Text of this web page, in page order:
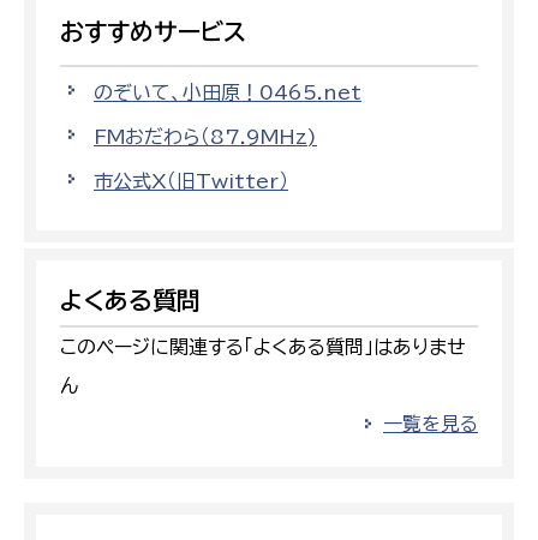
おすすめサービス
のぞいて、小田原！0465.net
FMおだわら（87.9MHz)
市公式X（旧Twitter）
よくある質問
このページに関連する「よくある質問」はありませ
ん
一覧を見る